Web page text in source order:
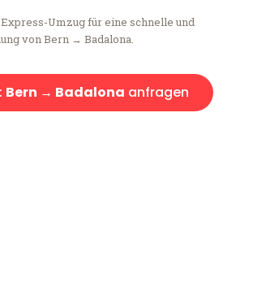
Umzug für eine schnelle und
von Bern → Badalona.
Bern → Badalona anfragen